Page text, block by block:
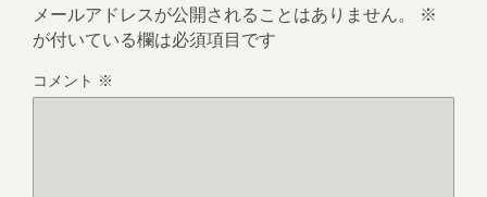
メールアドレスが公開されることはありません。
※
が付いている欄は必須項目です
コメント ※